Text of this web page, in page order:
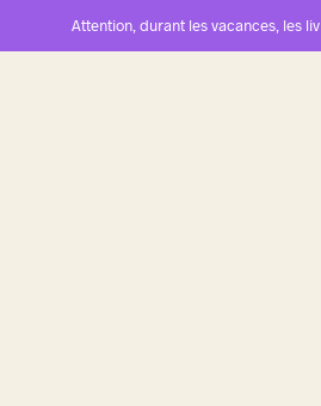
Attention, durant les vacances, les